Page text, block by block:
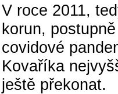
V roce 2011,
korun,
covidové
Kovaříka
ještě překonat.